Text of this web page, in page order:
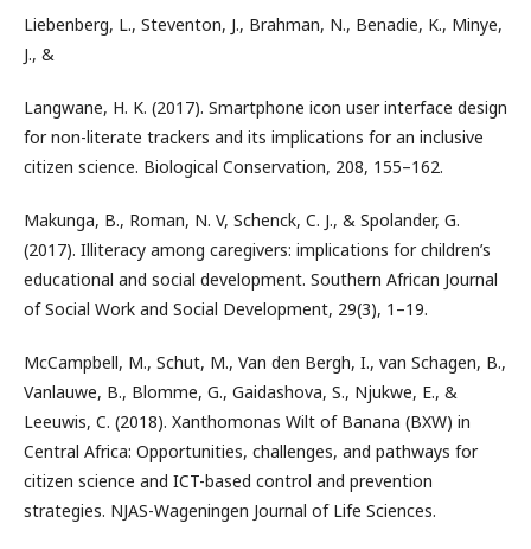
Liebenberg, L., Steventon, J., Brahman, N., Benadie, K., Minye,
J., &
Langwane, H. K. (2017). Smartphone icon user interface design
for non-literate trackers and its implications for an inclusive
citizen science. Biological Conservation, 208, 155–162.
Makunga, B., Roman, N. V, Schenck, C. J., & Spolander, G.
(2017). Illiteracy among caregivers: implications for children’s
educational and social development. Southern African Journal
of Social Work and Social Development, 29(3), 1–19.
McCampbell, M., Schut, M., Van den Bergh, I., van Schagen, B.,
Vanlauwe, B., Blomme, G., Gaidashova, S., Njukwe, E., &
Leeuwis, C. (2018). Xanthomonas Wilt of Banana (BXW) in
Central Africa: Opportunities, challenges, and pathways for
citizen science and ICT-based control and prevention
strategies. NJAS-Wageningen Journal of Life Sciences.